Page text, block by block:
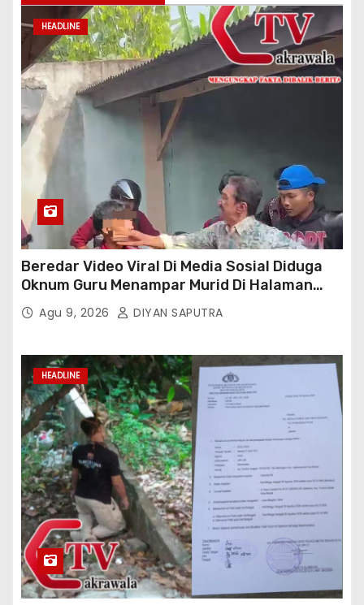
HEADLINE
Beredar Video Viral Di Media Sosial Diduga
Oknum Guru Menampar Murid Di Halaman
Parkir Sekolah
Agu 9, 2026 DIYAN SAPUTRA
HEADLINE